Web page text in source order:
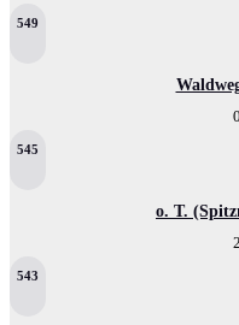
549
545
o. T.
543